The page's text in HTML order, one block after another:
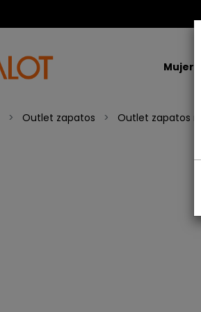
Mujer
Outlet zapatos Outlet zapatos